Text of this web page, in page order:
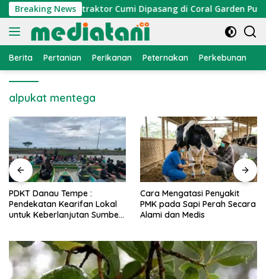
Langsung
ke
konten
Breaking News
Nelayan, Atraktor Cumi Dipasang di Coral Garden Pulau
Berita Pertanian Perikanan Peternakan Perkebunan
alpukat mentega
PDKT Danau Tempe :
Pendekatan Kearifan Lokal
untuk Keberlanjutan Sumber
Cara Mengatasi Penyakit
PMK pada Sapi Perah Secara
Alami dan Medis